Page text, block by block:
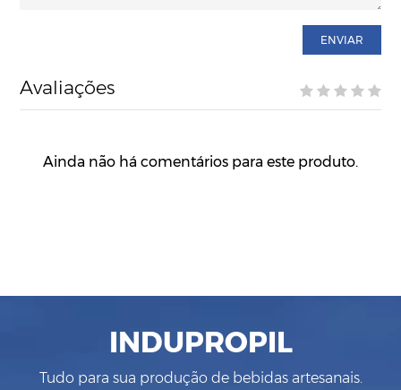
ENVIAR
Avaliações
Ainda não há comentários para este produto.
INDUPROPIL
Tudo para sua produção de bebidas artesanais.